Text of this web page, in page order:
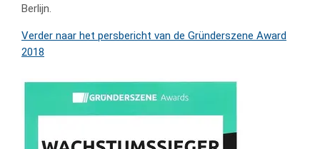
Berlijn.
Verder naar het persbericht van de Gründerszene Award
2018